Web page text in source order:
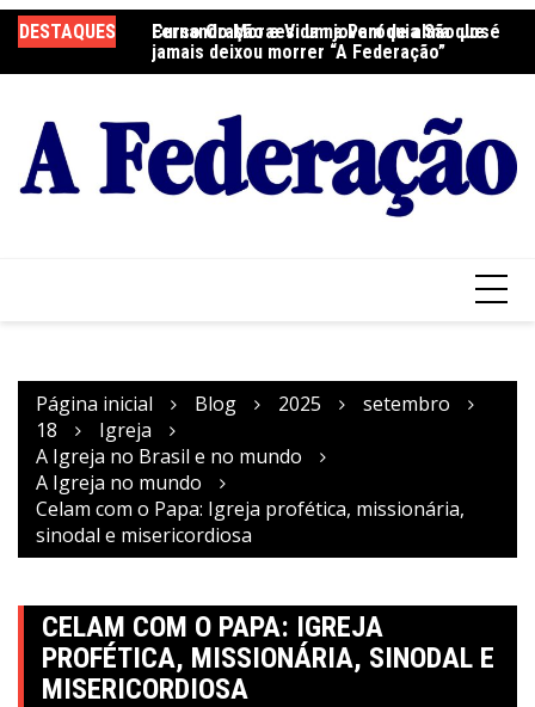
para
o
DESTAQUES
Fernando Moraes: um jovem de alma que
jamais deixou morrer “A Federação”
Curso Oração e Vida na Paróquia São José
Página inicial Blog 2025
setembro
18
Igreja
A Igreja no Brasil e no mundo
A Igreja no mundo
Celam com o Papa: Igreja profética, missionária,
sinodal e misericordiosa
CELAM COM O PAPA: IGREJA
PROFÉTICA, MISSIONÁRIA, SINODAL E
MISERICORDIOSA